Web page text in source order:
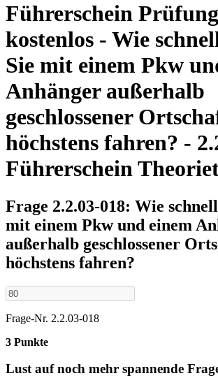
Führerschein
kostenlos - Wie
Sie mit einem Pkw
Anhänger außerhalb
geschlossener
höchstens fahren? -
Führerschein
Frage 2.2.03-018: Wie
mit einem Pkw und einem
außerhalb geschlossener
höchstens fahren?
Frage-Nr. 2.2.03-018
3 Punkte
Lust auf noch mehr spannende